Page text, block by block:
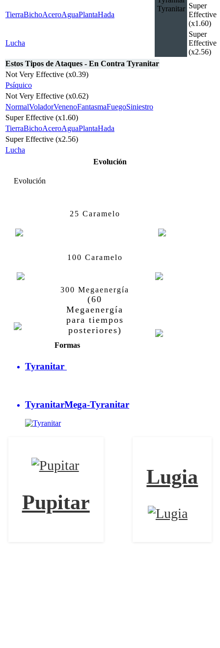
Tyranitar
TierraBichoAceroAguaPlantaHada
Super
Effective
(x1.60)
Lucha
Super
Effective
(x2.56)
Estos Tipos de Ataques - En Contra Tyranitar
Not Very Effective (x0.39)
Psíquico
Not Very Effective (x0.62)
NormalVoladorVenenoFantasmaFuegoSiniestro
Super Effective (x1.60)
TierraBichoAceroAguaPlantaHada
Super Effective (x2.56)
Lucha
Evolución
Evolución
25 Caramelo
100 Caramelo
300 Megaenergía
(60
Megaenergía
para tiempos
posteriores)
Formas
Tyranitar
TyranitarMega-Tyranitar
Pupitar
Lugia